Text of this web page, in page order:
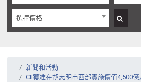
選擇價格
新聞和活動
CII獲准在胡志明市西部實施價值4,500